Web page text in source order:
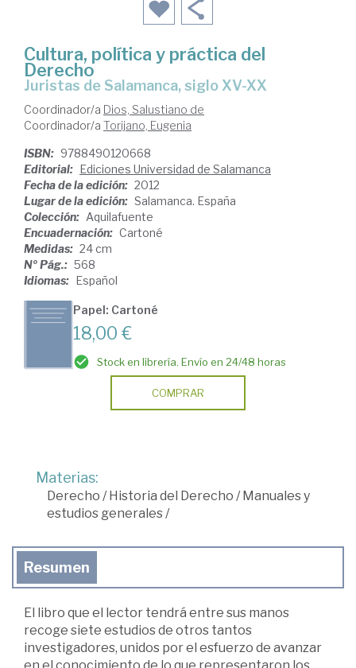
Cultura, política y práctica del
Derecho
juristas de Salamanca, siglo XV-XX
Coordinador/a Dios, Salustiano de
Coordinador/a Torijano, Eugenia
ISBN: 9788490120668
Editorial: Ediciones Universidad de Salamanca
Fecha de la edición: 2012
Lugar de la edición: Salamanca. España
Colección: Aquilafuente
Encuadernación: Cartoné
Medidas: 24 cm
Nº Pág.: 568
Idiomas: Español
Papel: Cartoné
18,00 €
Stock en librería. Envío en 24/48 horas
COMPRAR
Materias:
Derecho /Historia del Derecho /Manuales y
estudios generales /
Resumen
El libro que el lector tendrá entre sus manos
recoge siete estudios de otros tantos
investigadores, unidos por el esfuerzo de avanzar
en el conocimiento de lo que representaron los